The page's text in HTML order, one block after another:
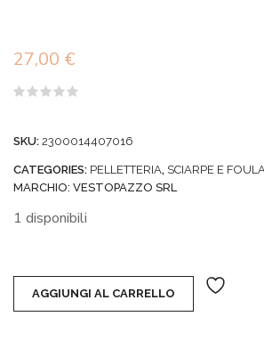
27,00 €
5
SKU: 2300014407016
CATEGORIES: PELLETTERIA, SCIARPE E
MARCHIO: VESTOPAZZO SRL
1 disponibili
AGGIUNGI AL CARRELLO